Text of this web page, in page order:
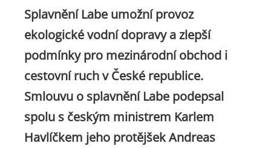
Splavnění Labe umožní provoz
ekologické vodní dopravy a zlepší
podmínky pro mezinárodní obchod i
cestovní ruch v České republice.
Smlouvu o splavnění Labe podepsal
spolu s českým ministrem Karlem
Havlíčkem jeho protějšek Andreas